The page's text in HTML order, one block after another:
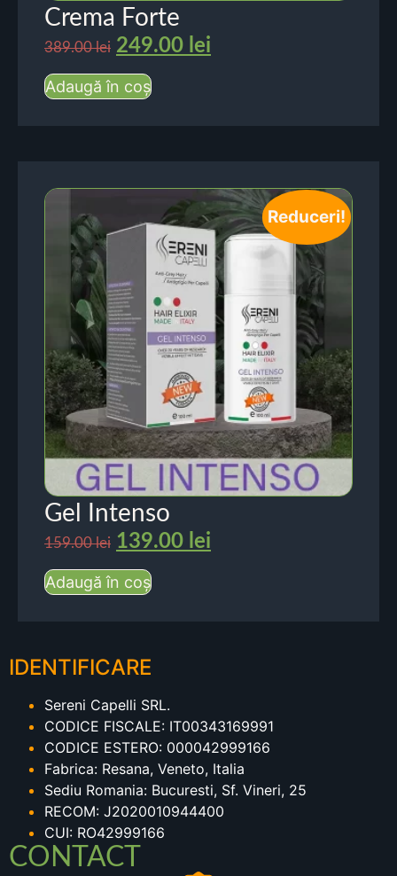
Crema Forte
389.00lei 249.00 lei
Adaugă în coș
Reduceri!
Gel Intenso
159.00lei 139.00 lei
Adaugă în coș
IDENTIFICARE
Sereni Capelli SRL.
CODICE FISCALE: IT00343169991
CODICE ESTERO: 000042999166
Fabrica: Resana, Veneto, Italia
Sediu Romania: Bucuresti, Sf. Vineri, 25
RECOM: J2020010944400
CUI: RO42999166
CONTACT